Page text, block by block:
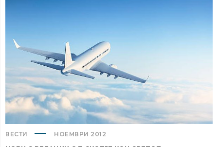
ВЕСТИ НОЕМВРИ 2012